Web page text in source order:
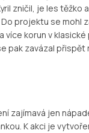
zničil, je les těžko
projektu se mohl
více korun v
pak zavázal přispět
zajímavá jen
K akci je